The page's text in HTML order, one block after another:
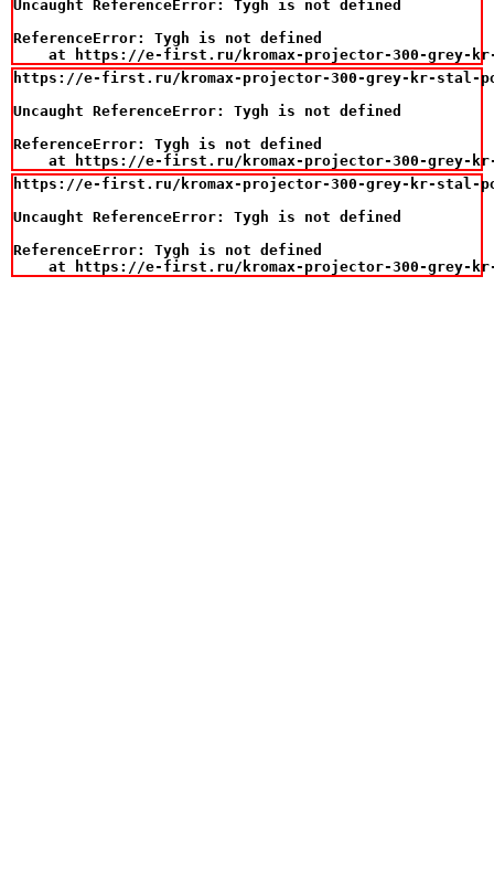
Uncaught ReferenceError: Tygh is not defined
ReferenceError: Tygh is not defined
at https://e-first.ru/kromax-projector-300-grey-
https://e-first.ru/kromax-projector-300-grey-kr-stal-pot-
Uncaught ReferenceError: Tygh is not defined
ReferenceError: Tygh is not defined
at https://e-first.ru/kromax-projector-300-grey-
https://e-first.ru/kromax-projector-300-grey-kr-stal-pot-
Uncaught ReferenceError: Tygh is not defined
ReferenceError: Tygh is not defined
at https://e-first.ru/kromax-projector-300-grey-